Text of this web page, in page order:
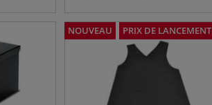
NOUVEAU PRIX DE LANCEMENT